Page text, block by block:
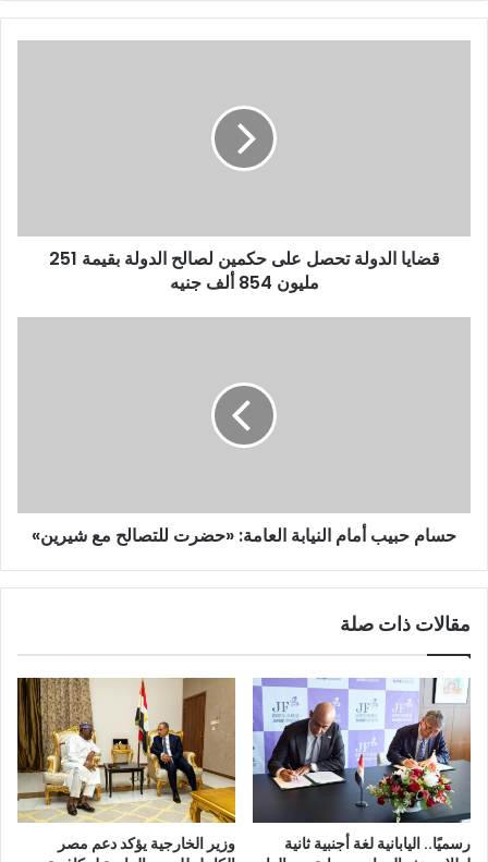
قضايا الدولة تحصل على حكمين لصالح الدولة بقيمة 251
مليون 854 ألف جنيه
حسام حبيب أمام النيابة العامة: «حضرت للتصالح مع شيرين»
مقالات ذات صلة
رسميًا.. اليابانية لغة أجنبية ثانية
وزير الخارجية يؤكد دعم مصر